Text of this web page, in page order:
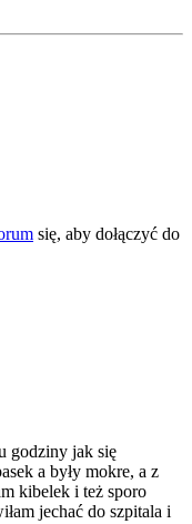
się, aby dołączyć do
godziny jak się
a były mokre, a z
kibelek i też sporo
jechać do szpitala i